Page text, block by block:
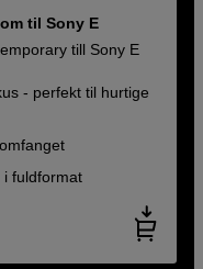
til Sony E
till Sony E
- perfekt til hurtige
fuldformat